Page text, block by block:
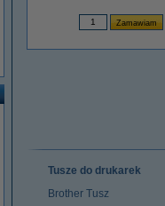
Tusze do drukarek
Brother Tusz